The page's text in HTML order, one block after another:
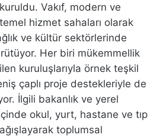
Vakıf, modern ve
hizmet sahaları olarak
ve kültür sektörlerinde
Her biri mükemmellik
kuruluşlarıyla örnek teşkil
çaplı proje destekleriyle de
İlgili bakanlık ve yerel
okul, yurt, hastane ve tıp
toplumsal